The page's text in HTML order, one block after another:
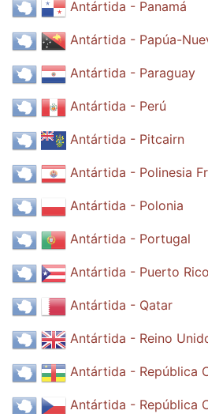
Antártida - Panamá
Antártida - Papúa-
Antártida - Paraguay
Antártida - Perú
Antártida - Pitcairn
Antártida - Polinesia
Antártida - Polonia
Antártida - Portugal
Antártida - Puerto Rico
Antártida - Qatar
Antártida - Reino
Antártida - República
Antártida - República